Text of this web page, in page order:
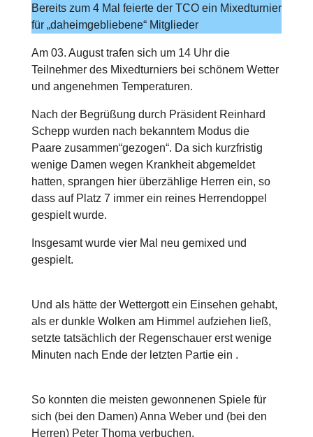
Bereits zum 4 Mal feierte der TCO ein Mixedturnier
für „daheimgebliebene“ Mitglieder
Am 03. August trafen sich um 14 Uhr die
Teilnehmer des Mixedturniers bei schönem Wetter
und angenehmen Temperaturen.
Nach der Begrüßung durch Präsident Reinhard
Schepp wurden nach bekanntem Modus die
Paare zusammen“gezogen“. Da sich kurzfristig
wenige Damen wegen Krankheit abgemeldet
hatten, sprangen hier überzählige Herren ein, so
dass auf Platz 7 immer ein reines Herrendoppel
gespielt wurde.
Insgesamt wurde vier Mal neu gemixed und
gespielt.
Und als hätte der Wettergott ein Einsehen gehabt,
als er dunkle Wolken am Himmel aufziehen ließ,
setzte tatsächlich der Regenschauer erst wenige
Minuten nach Ende der letzten Partie ein .
So konnten die meisten gewonnenen Spiele für
sich (bei den Damen) Anna Weber und (bei den
Herren) Peter Thoma verbuchen.